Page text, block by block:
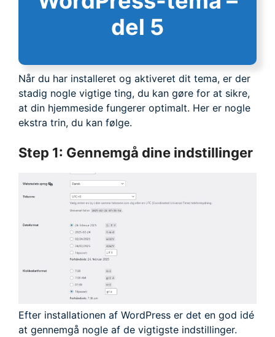
del 5
Når du har installeret og aktiveret dit tema, er der
stadig nogle vigtige ting, du kan gøre for at sikre,
at din hjemmeside fungerer optimalt. Her er nogle
ekstra trin, du kan følge.
Step 1: Gennemgå dine indstillinger
Efter installationen af WordPress er det en god idé
at gennemgå nogle af de vigtigste indstillinger.